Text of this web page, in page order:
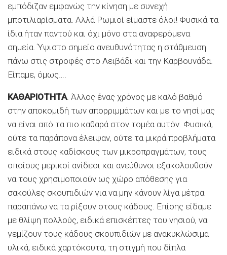
εμπόδιζαν εμφανώς την κίνηση με συνεχή
μποτιλιαρίσματα. Αλλά Ρωμιοί είμαστε όλοι! Φυσικά τα
ίδια ήταν παντού και όχι μόνο στα αναφερόμενα
σημεία. Ύψιστο σημείο ανευθυνότητας η στάθμευση
πάνω στις στροφές στο Λειβάδι και την Καρβουνάδα.
Είπαμε, όμως….
ΚΑΘΑΡΙΟΤΗΤΑ. Άλλος ένας χρόνος με καλό βαθμό
στην αποκομιδή των απορριμμάτων και με το νησί μας
να είναι από τα πιο καθαρά στον τομέα αυτόν. Φυσικά,
ούτε τα παράπονα έλειψαν, ούτε τα μικρά προβλήματα
ειδικά στους καδίσκους των μικροπραγμάτων, τους
οποίους μερικοί ανίδεοι και ανεύθυνοι εξακολουθούν
να τους χρησιμοποιούν ως χώρο απόθεσης για
σακούλες σκουπιδιών για να μην κάνουν λίγα μέτρα
παραπάνω να τα ρίξουν στους κάδους. Επίσης είδαμε
με θλίψη πολλούς, ειδικά επισκέπτες του νησιού, να
γεμίζουν τους κάδους σκουπιδιών με ανακυκλώσιμα
υλικά, ειδικά χαρτόκουτα, τη στιγμή που δίπλα